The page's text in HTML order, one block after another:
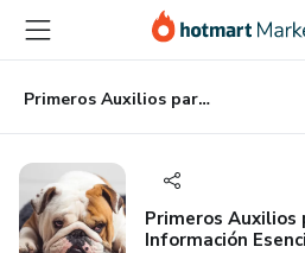
principal
página
de
página
Primeros Auxilios para Mascotas: Información Esencial para Dueños
Primeros Auxilios
Información